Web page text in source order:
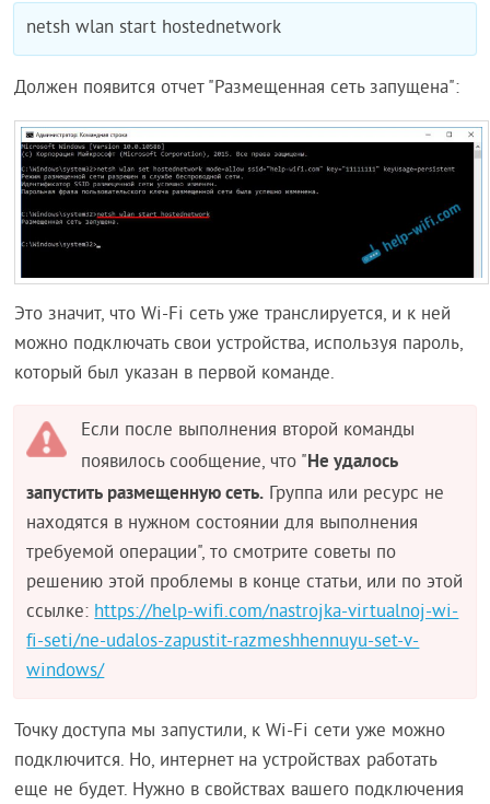
netsh wlan start hostednetwork
Должен появится отчет "Размещенная сеть запущена":
Это значит, что Wi-Fi сеть уже транслируется, и к ней
можно подключать свои устройства, используя пароль,
который был указан в первой команде.
Если после выполнения второй команды
появилось сообщение, что "Не удалось
запустить размещенную сеть. Группа или ресурс не
находятся в нужном состоянии для выполнения
требуемой операции", то смотрите советы по
решению этой проблемы в конце статьи, или по этой
ссылке:https://help-wifi.com/nastrojka-virtualnoj-wi-
fi-seti/ne-udalos-zapustit-razmeshhennuyu-set-v-
windows/
Точку доступа мы запустили, к Wi-Fi сети уже можно
подключится. Но, интернет на устройствах работать
еще не будет. Нужно в свойствах вашего подключения